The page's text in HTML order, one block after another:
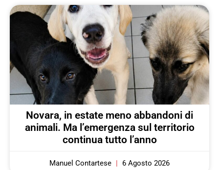
Novara, in estate meno abbandoni di
animali. Ma l’emergenza sul territorio
continua tutto l’anno
Manuel Contartese 6 Agosto 2026